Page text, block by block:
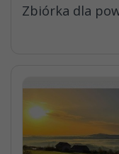
Zbiórka dla